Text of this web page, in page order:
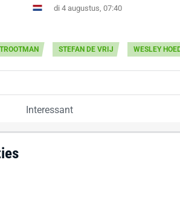
di 4 augustus, 07:40
STEFAN DE VRIJ WESLEY
Interessant